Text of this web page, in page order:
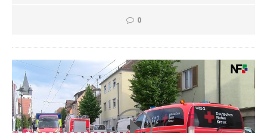
0